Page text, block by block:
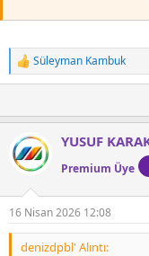
T
e
i
l
e
r
Süleyman Kambuk
YUSUF
Premium Üye
16 Nisan 2026 12:08
denizdpbl' Alıntı: